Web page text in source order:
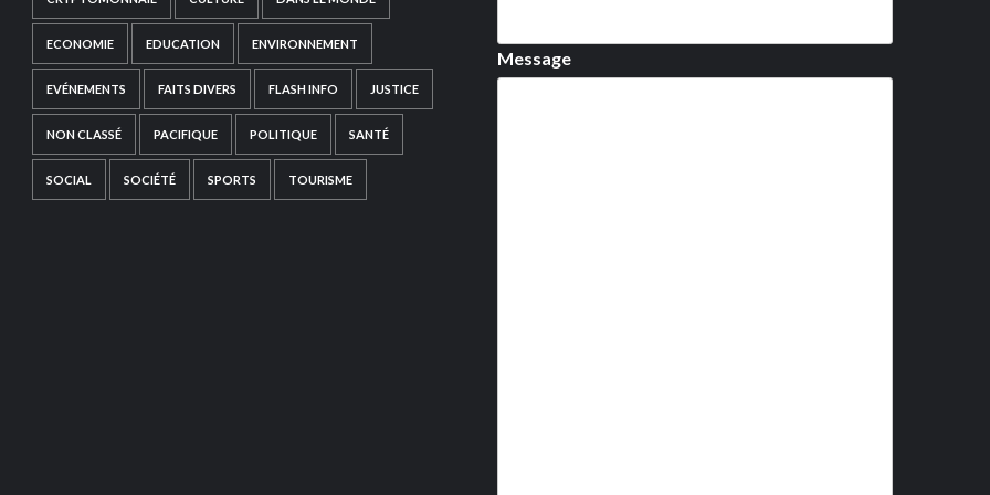
ECONOMIE EDUCATION ENVIRONNEMENT
EVÉNEMENTS FAITS DIVERS FLASH INFO JUSTICE
NON CLASSÉ PACIFIQUE POLITIQUE SANTÉ
SOCIAL SOCIÉTÉ SPORTS TOURISME
Message